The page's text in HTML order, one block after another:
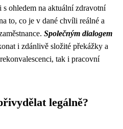
ohledem na aktuální zdravotní
to, co je v dané chvíli reálné a
Společným dialogem
i zdánlivě složité překážky a
tak i pracovní
legálně?